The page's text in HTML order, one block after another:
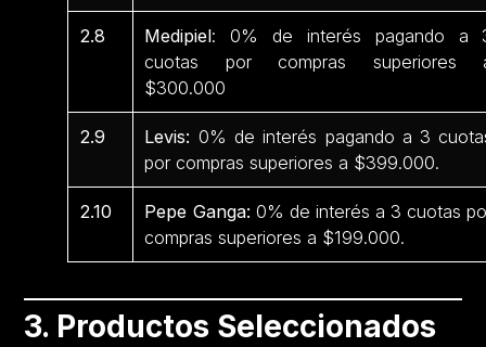
2.8 Medipiel: 0% de interés pagando a
cuotas por compras superiores
$300.000
2.9 Levis: 0% de interés pagando a 3
por compras superiores a $399.000.
2.10 Pepe Ganga: 0% de interés a 3 cuotas
compras superiores a $199.000.
3. Productos Seleccionados